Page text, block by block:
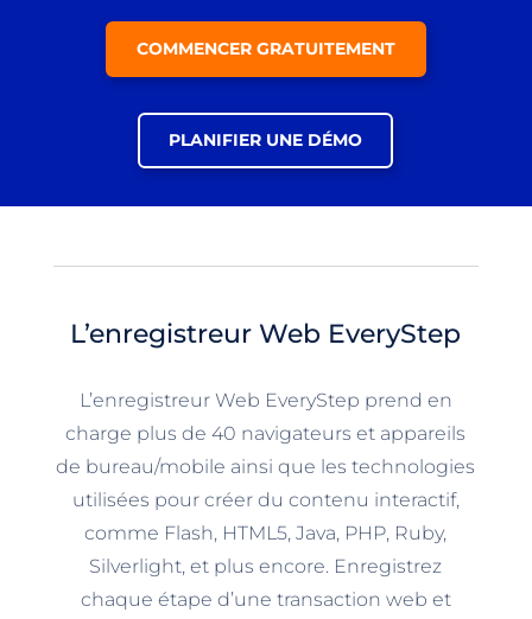
COMMENCER GRATUITEMENT
PLANIFIER UNE DÉMO
L’enregistreur Web EveryStep
L’enregistreur Web EveryStep prend en
charge plus de 40 navigateurs et appareils
de bureau/mobile ainsi que les technologies
utilisées pour créer du contenu interactif,
comme Flash, HTML5, Java, PHP, Ruby,
Silverlight, et plus encore. Enregistrez
chaque étape d’une transaction web et